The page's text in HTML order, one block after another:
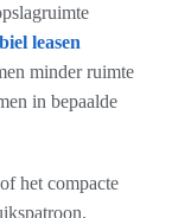
leasen
minder ruimte
in bepaalde
het compacte